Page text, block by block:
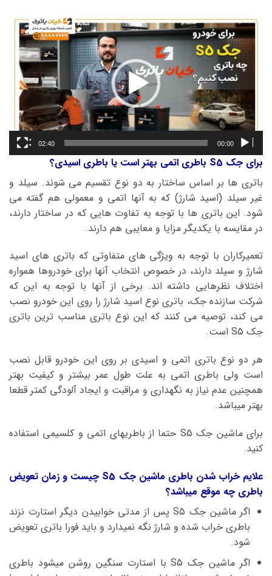
نمایشگر
ویدیو
00:00
02:40
برای جک S5 باطری اتمی بهتر است یا باطری اسیدی؟
باتری ها بر اساس ساختار به دو نوع تقسیم می شوند. سیلد و
غیر سیلد (اسید شارژ) که به آنها اتمی و معمولی هم گفته می
شود. این باتری ها با توجه به تفاوت هایی که در ساختار دارند،
در مقایسه با یکدیگر مزایا و معایبی هم دارند.
تعمیرکاران با توجه به ویژگی های متفاوتی که باتری های اسید
شارژ و سیلد دارند، در خصوص انتخاب آنها برای خودروها همواره
اختلاف نظرهایی داشته اند. برخی از آنها با توجه به این که
شرکت سازنده جک، باتری نوع اسید شارژ را روی این خودرو نصب
می کند، توصیه می کنند که این نوع باتری مناسب ترین باتری
جک S5 است.
هر دو نوع باتری اتمی و اسیدی بر روی این خودرو قابل نصب
است ولی باطری اتمی به علت طول عمر بیشتر و کیفیت بهتر
همچنین عدم نیاز به نگهداری و مراقبت و ایجاد آلودگی کمتر قطعا
بهتر میباشد.
برای ماشین جک S5 حتما از باطریهای اتمی و کلسیمی استفاده
کنید.
علایم خراب شدن باطری ماشین جک S5 چیست و زمان تعویض
باطری چه موقع میباشد؟
اگر ماشین جک S5 پس از مدتی خوابیدن دیگر استارت نزند
باطری خراب شده و شارژ نگه نمیدارد و باید فورا باتری تعویض
شود.
اگر ماشین جک S5 با استارت سنگین روشن میشود باطری